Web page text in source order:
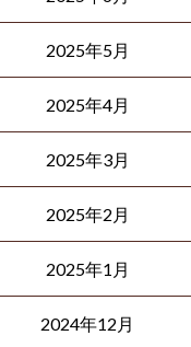
2025年5月
2025年4月
2025年3月
2025年2月
2025年1月
2024年12月